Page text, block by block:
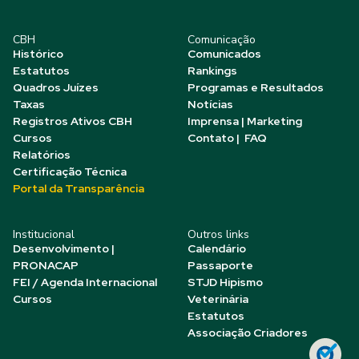
CBH
Histórico
Estatutos
Quadros Juízes
Taxas
Registros Ativos CBH
Cursos
Relatórios
Certificação Técnica
Portal da Transparência
Comunicação
Comunicados
Rankings
Programas e Resultados
Notícias
Imprensa | Marketing
Contato | FAQ
Institucional
Desenvolvimento |
PRONACAP
FEI / Agenda Internacional
Cursos
Outros links
Calendário
Passaporte
STJD Hipismo
Veterinária
Estatutos
Associação Criadores